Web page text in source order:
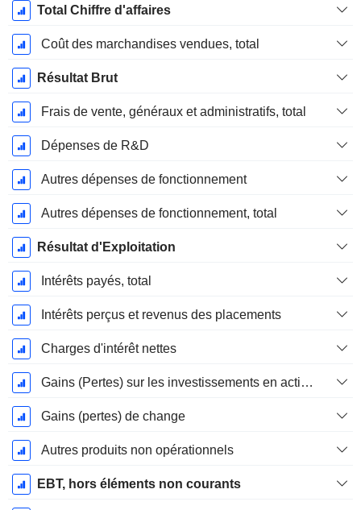
Décembre
Total Chiffre d'affaires
Coût des marchandises vendues, total
Résultat Brut
Frais de vente, généraux et administratifs, total
Dépenses de R&D
Autres dépenses de fonctionnement
Autres dépenses de fonctionnement, total
Résultat d'Exploitation
Intérêts payés, total
Intérêts perçus et revenus des placements
Charges d'intérêt nettes
Gains (Pertes) sur les investissements en actions
Gains (pertes) de change
Autres produits non opérationnels
EBT, hors éléments non courants